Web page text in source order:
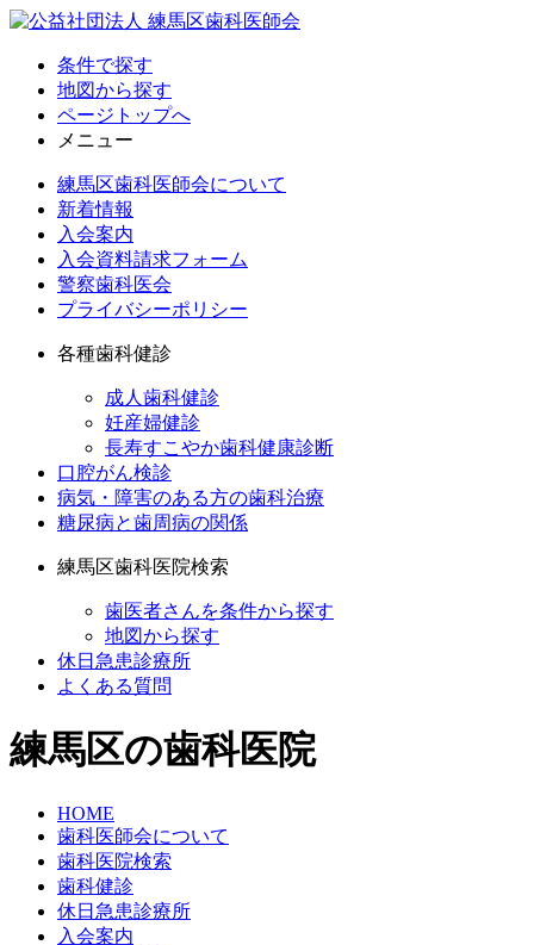
条件で探す
地図から探す
ページトップへ
メニュー
練馬区歯科医師会について
新着情報
入会案内
入会資料請求フォーム
警察歯科医会
プライバシーポリシー
各種歯科健診
成人歯科健診
妊産婦健診
長寿すこやか歯科健康診断
口腔がん検診
病気・障害のある方の歯科治療
糖尿病と歯周病の関係
練馬区歯科医院検索
歯医者さんを条件から探す
地図から探す
休日急患診療所
よくある質問
練馬区の歯科医院
HOME
歯科医師会について
歯科医院検索
歯科健診
休日急患診療所
入会案内